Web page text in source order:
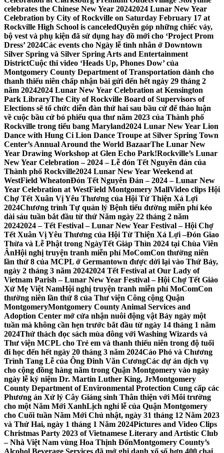
celebrates the Chinese New Year 20242024 Lunar New Year
Celebration by City of Rockville on Saturday February 17 at
Rockville High School is canceledQuyên góp những chiếc váy,
bộ vest và phụ kiện đã sử dụng hay đồ mới cho ‘Project Prom
Dress’ 2024Các events cho Ngày lễ tình nhân ở Downtown
Silver Spring và Silver Spring Arts and Entertainment
DistrictCuộc thi video ‘Heads Up, Phones Dow’ của
Montgomery County Department of Transportation dành cho
thanh thiếu niên chấp nhận bài gửi đến hết ngày 29 tháng 2
năm 20242024 Lunar New Year Celebration at Kensington
Park LibraryThe City of Rockville Board of Supervisors of
Elections sẽ tổ chức diễn đàn thứ hai sau bầu cử để thảo luận
về cuộc bầu cử bỏ phiếu qua thư năm 2023 của Thành phố
Rockville trong tiểu bang Maryland2024 Lunar New Year Lion
Dance with Hung Ci Lion Dance Troupe at Silver Spring Town
Center’s Annual Around the World BazaarThe Lunar New
Year Drawing Workshop at Glen Echo Park!Rockville’s Lunar
New Year Celebration – 2024 – Lễ đón Tết Nguyên đán của
Thành phố Rockville2024 Lunar New Year Weekend at
WestField WheatonĐón Tết Nguyên Đán – 2024 – Lunar New
Year Celebration at WestField Montgomery MallVideo clips Hội
Chợ Tết Xuân Vị Yêu Thương của Hội Từ Thiện Xá Lợi
2024Chương trình Tự quản lý Bệnh tiểu đường miễn phí kéo
dài sáu tuần bắt đầu từ thứ Năm ngày 22 tháng 2 năm
20242024 – Tết Festival – Lunar New Year Festival – Hội Chợ
Tết Xuân Vị Yêu Thương của Hội Từ Thiện Xá Lợi –Đón Giao
Thừa và Lễ Phật trong NgàyTết Giáp Thìn 2024 tại Chùa Viên
ÂnHội nghị truyện tranh miễn phí MoComCon thường niên
lần thứ 8 của MCPL ở Germantown được dời lại vào Thứ Bảy,
ngày 2 tháng 3 năm 20242024 Tết Festival at Our Lady of
Vietnam Parish – Lunar New Year Festival – Hội Chợ Tết Giáo
Xứ Mẹ Việt NamHội nghị truyện tranh miễn phí MoComCon
thường niên lần thứ 8 của Thư viện Công cộng Quận
MontgomeryMontgomery County Animal Services and
Adoption Center mở cửa nhận nuôi động vật Bảy ngày một
tuần mà không cần hẹn trước bắt đầu từ ngày 14 tháng 1 năm
2024Thử thách đọc sách mùa đông với Washing Wizards và
Thư viện MCPL cho Trẻ em và thanh thiếu niên trong độ tuổi
đi học đến hết ngày 20 tháng 3 năm 2024Cáo Phó và Chương
Trình Tang Lễ của Ông Đinh Văn CươngCác dự án dịch vụ
cho cộng đồng hàng năm trong Quận Montgomery vào ngày
ngày lễ kỷ niệm Dr. Martin Luther King, JrMontgomery
County Department of Environmental Protection Cung cấp các
Phương án Xử lý Cây Giáng sinh Thân thiện với Môi trường
cho một Năm Mới XanhLịch nghỉ lễ của Quận Montgomery
cho Cuối tuần Năm Mới Chủ nhật, ngày 31 tháng 12 Năm 2023
và Thứ Hai, ngày 1 tháng 1 Năm 2024Pictures and Video Clips
Christmas Party 2023 of Vietnamese Literary and Artistic Club
– Nhà Việt Nam vùng Hoa Thịnh ĐốnMontgomery County’s
Alcohol Beverage Services đã mở ghi danh xổ số hơn 400 chai